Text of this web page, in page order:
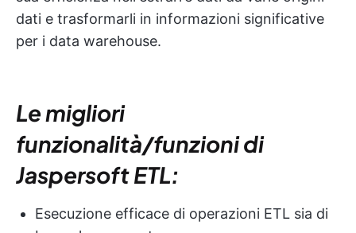
dati e trasformarli in informazioni significative
per i data warehouse.
Le migliori
funzionalità/funzioni di
Jaspersoft ETL:
Esecuzione efficace di operazioni ETL sia di